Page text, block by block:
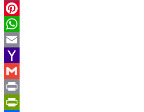
LinkedIn
Pinterest
WhatsApp
Email
Yahoo
Mail
Gmail
Print